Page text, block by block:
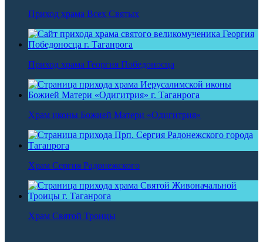
Приход храма Всех Святых
Приход храма Георгия Победоносца
Храм иконы Божией Матери «Одигитрия»
Храм Сергия Радонежского
Храм Святой Троицы